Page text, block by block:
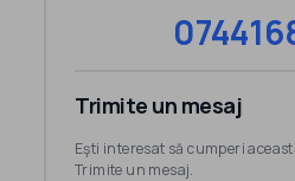
Trimite un mesaj
Eşti interesat să cumperi
Trimite un mesaj.